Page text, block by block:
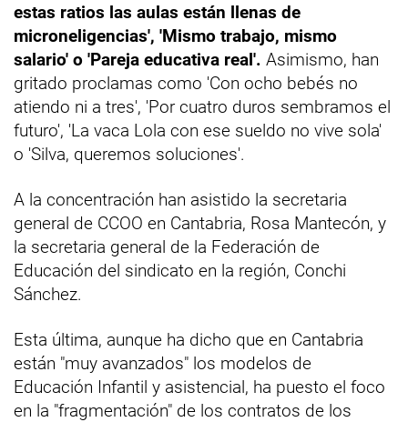
estas ratios las aulas están llenas de
microneligencias', 'Mismo trabajo, mismo
salario' o 'Pareja educativa real'. Asimismo, han
gritado proclamas como 'Con ocho bebés no
atiendo ni a tres', 'Por cuatro duros sembramos el
futuro', 'La vaca Lola con ese sueldo no vive sola'
o 'Silva, queremos soluciones'.
A la concentración han asistido la secretaria
general de CCOO en Cantabria, Rosa Mantecón, y
la secretaria general de la Federación de
Educación del sindicato en la región, Conchi
Sánchez.
Esta última, aunque ha dicho que en Cantabria
están "muy avanzados" los modelos de
Educación Infantil y asistencial, ha puesto el foco
en la "fragmentación" de los contratos de los